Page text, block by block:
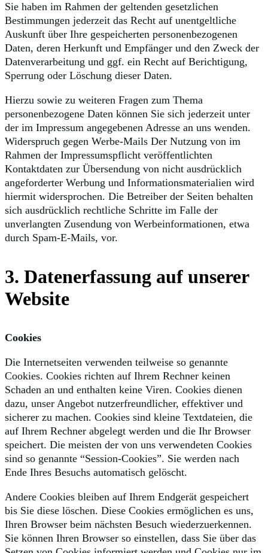
Sie haben im Rahmen der geltenden gesetzlichen
Bestimmungen jederzeit das Recht auf unentgeltliche
Auskunft über Ihre gespeicherten personenbezogenen
Daten, deren Herkunft und Empfänger und den Zweck der
Datenverarbeitung und ggf. ein Recht auf Berichtigung,
Sperrung oder Löschung dieser Daten.
Hierzu sowie zu weiteren Fragen zum Thema
personenbezogene Daten können Sie sich jederzeit unter
der im Impressum angegebenen Adresse an uns wenden.
Widerspruch gegen Werbe-Mails Der Nutzung von im
Rahmen der Impressumspflicht veröffentlichten
Kontaktdaten zur Übersendung von nicht ausdrücklich
angeforderter Werbung und Informationsmaterialien wird
hiermit widersprochen. Die Betreiber der Seiten behalten
sich ausdrücklich rechtliche Schritte im Falle der
unverlangten Zusendung von Werbeinformationen, etwa
durch Spam-E-Mails, vor.
3. Datenerfassung auf unserer
Website
Cookies
Die Internetseiten verwenden teilweise so genannte
Cookies. Cookies richten auf Ihrem Rechner keinen
Schaden an und enthalten keine Viren. Cookies dienen
dazu, unser Angebot nutzerfreundlicher, effektiver und
sicherer zu machen. Cookies sind kleine Textdateien, die
auf Ihrem Rechner abgelegt werden und die Ihr Browser
speichert. Die meisten der von uns verwendeten Cookies
sind so genannte “Session-Cookies”. Sie werden nach
Ende Ihres Besuchs automatisch gelöscht.
Andere Cookies bleiben auf Ihrem Endgerät gespeichert
bis Sie diese löschen. Diese Cookies ermöglichen es uns,
Ihren Browser beim nächsten Besuch wiederzuerkennen.
Sie können Ihren Browser so einstellen, dass Sie über das